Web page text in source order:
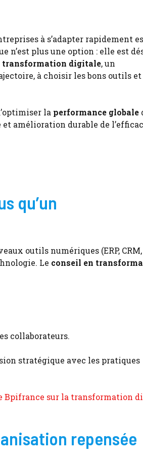
à s’adapter rapidement
plus une option : elle est
transformation digitale, un
à choisir les bons outils et
la performance globale
amélioration durable de
qu’un
outils numériques (ERP, CRM,
Le conseil en
collaborateurs.
stratégique avec les pratiques
Bpifrance sur la transformation
repensée